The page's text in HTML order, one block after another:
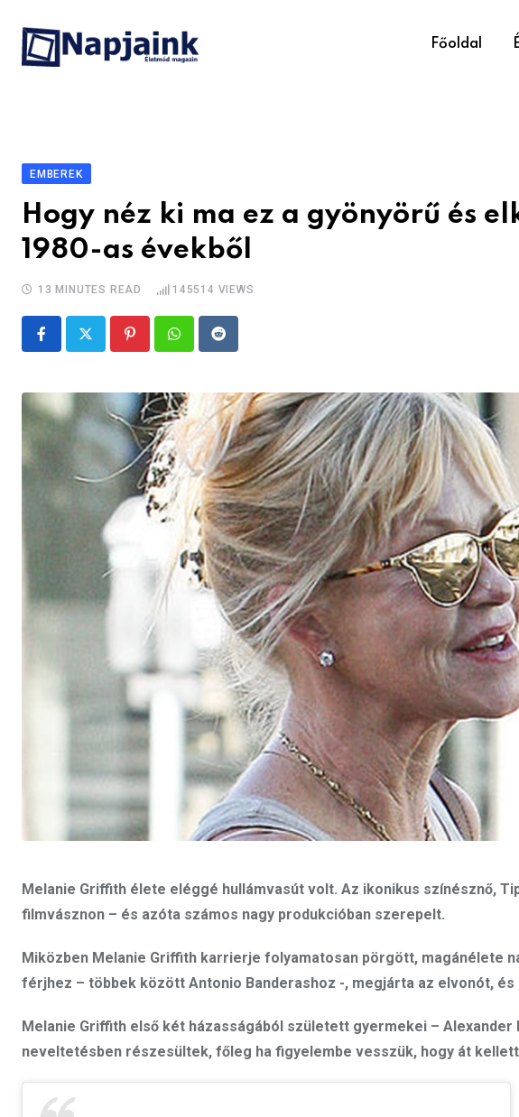
content
Főoldal
EMBEREK
Hogy néz ki ma ez a gyönyörű és
1980-as évekből
13 MINUTES READ 145514 VIEWS
PinterestWhatsappReddit
Melanie Griffith élete eléggé hullámvasút volt. Az ikonikus színésznő,
filmvásznon – és azóta számos nagy produkcióban szerepelt.
Miközben Melanie Griffith karrierje folyamatosan pörgött, magánélete
férjhez – többek között Antonio Banderashoz -, megjárta az elvonót,
Melanie Griffith első két házasságából született gyermekei – Alexander
neveltetésben részesültek, főleg ha figyelembe vesszük, hogy át